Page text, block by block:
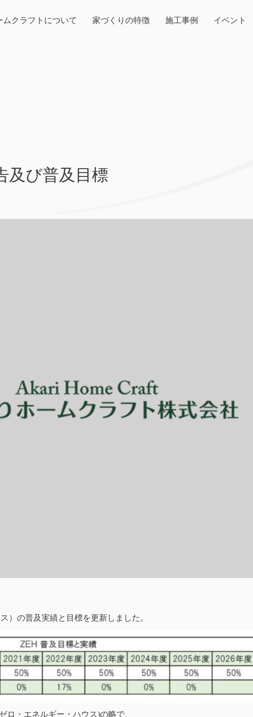
ムクラフトについて 家づくりの特徴 施工事例 イベント
及び普及目標
）の普及実績と目標を更新しました。
ロ・エネルギー・ハウス)の略で、